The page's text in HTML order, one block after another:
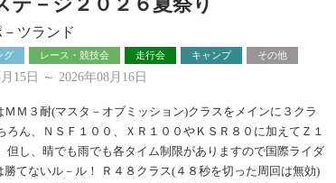
ツランド
グ レース・競技会 走行会 キャンプ その他
15日 ～ 2026年08月16日
Ｍ３耐(マスタ－オブミッション)クラスをメインに３クラ
ろん、ＮＳＦ１００、ＸＲ１００やＫＳＲ８０に加えてＺ１
但し、晴でも雨でも各タイム制限がありますので国際ライダ
勝てないル－ル！ Ｒ４８クラス(４８秒を切った周回は無効)